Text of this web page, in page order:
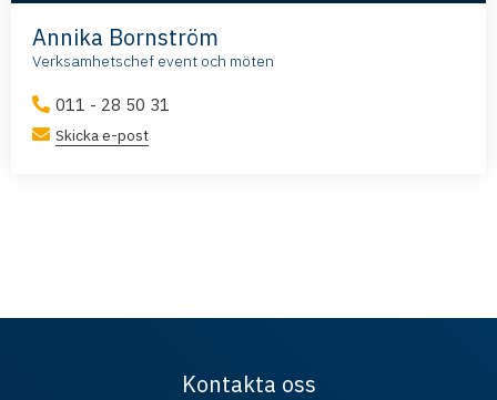
Annika Bornström
Verksamhetschef event och möten
011 - 28 50 31
Skicka e-post
Kontakta oss